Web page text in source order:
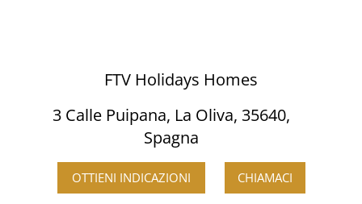
FTV Holidays Homes
3 Calle Puipana, La Oliva, 35640,
Spagna
OTTIENI INDICAZIONI CHIAMACI